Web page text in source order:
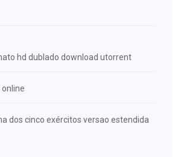
hd dublado download utorrent
online
dos cinco exércitos versao estendida